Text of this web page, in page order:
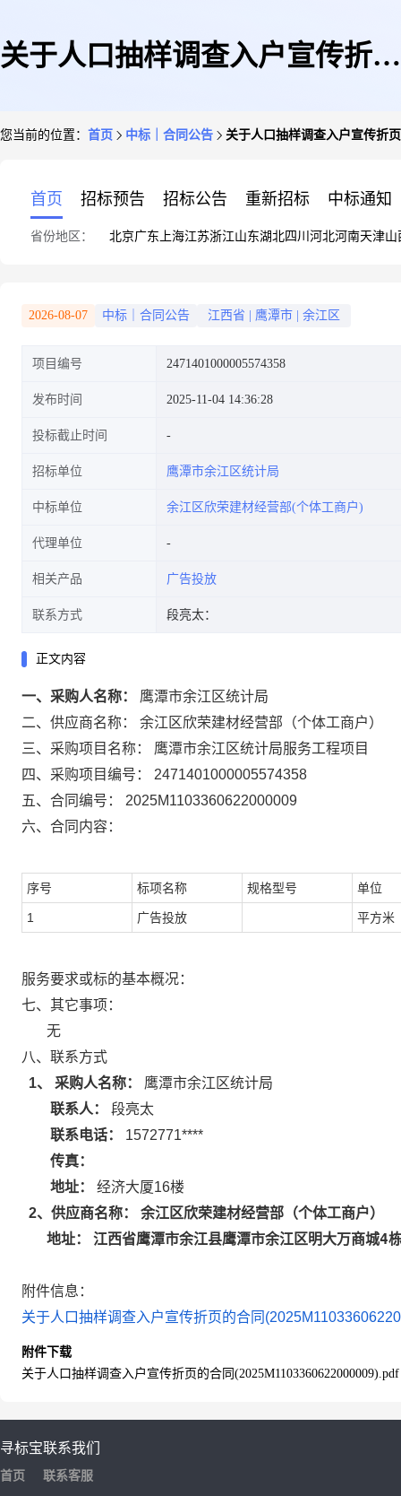
关于人口抽样调查入户宣传折页
您当前的位置： 首页 中标｜合同公告 关于人口抽样调查入户宣传折
首页 招标预告 招标公告 重新招标 中标通知
省份地区： 北京广东 上海江苏浙江山东湖北四川 河北河南天津山
2026-08-07 中标｜合同公告 江西省 鹰潭市 余江区
项目编号 2471401000005574358
发布时间 2025-11-04 14:36:28
投标截止时间
招标单位 鹰潭市余江区统计局
中标单位 余江区欣荣建材经营部(个体工商户)
代理单位
相关产品 广告投放
联系方式 段亮太：
正文内容
一、采购人名称：
鹰潭市余江区统计局
二、供应商名称：
余江区欣荣建材经营部（个体工商户）
三、采购项目名称：
鹰潭市余江区统计局服务工程项目
四、采购项目编号：
2471401000005574358
五、合同编号：
2025M1103360622000009
六、合同内容：
序号 标项名称 规格型号 单位
1 广告投放 平方米
服务要求或标的基本概况：
七、其它事项：
无
八、联系方式
1、 采购人名称：
鹰潭市余江区统计局
联系人：
段亮太
联系电话：
1572771****
传真：
地址：
经济大厦16楼
2、供应商名称： 余江区欣荣建材经营部（个体工商户）
地址： 江西省鹰潭市余江县鹰潭市余江区明大万商城4
附件信息：
关于人口抽样调查入户宣传折页的合同
附件下载
关于人口抽样调查入户宣传折页的合同(2025M1103360622000009).pdf
寻标宝
首页
联系我们
联系客服